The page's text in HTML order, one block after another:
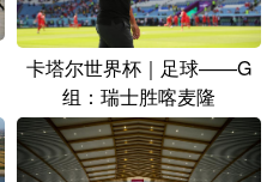
卡塔尔世界杯｜足球——G
组：瑞士胜喀麦隆